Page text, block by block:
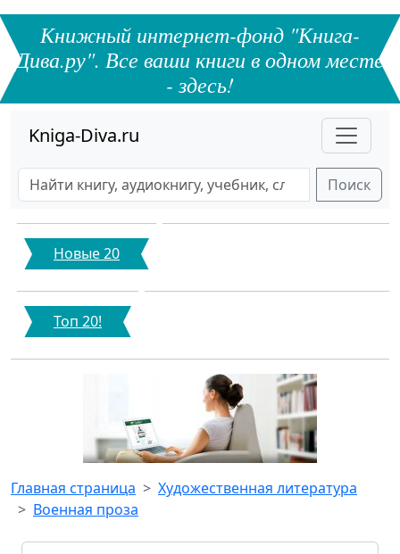
Книжный интернет-фонд "Книга-
Дива.ру". Все ваши книги в одном месте
- здесь!
Kniga-Diva.ru
Поиск
Новые 20
Топ 20!
Главная страница
Художественная литература
Военная проза